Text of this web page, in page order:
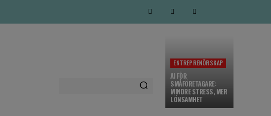
ENTREPRENÖRSKAP
AI FÖR
SMÅFÖRETAGARE:
MINDRE STRESS, MER
LÖNSAMHET